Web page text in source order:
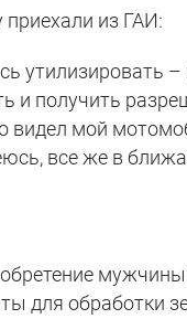
приехали из ГАИ:
утилизировать
и получить
видел мой
все же в
для обработки